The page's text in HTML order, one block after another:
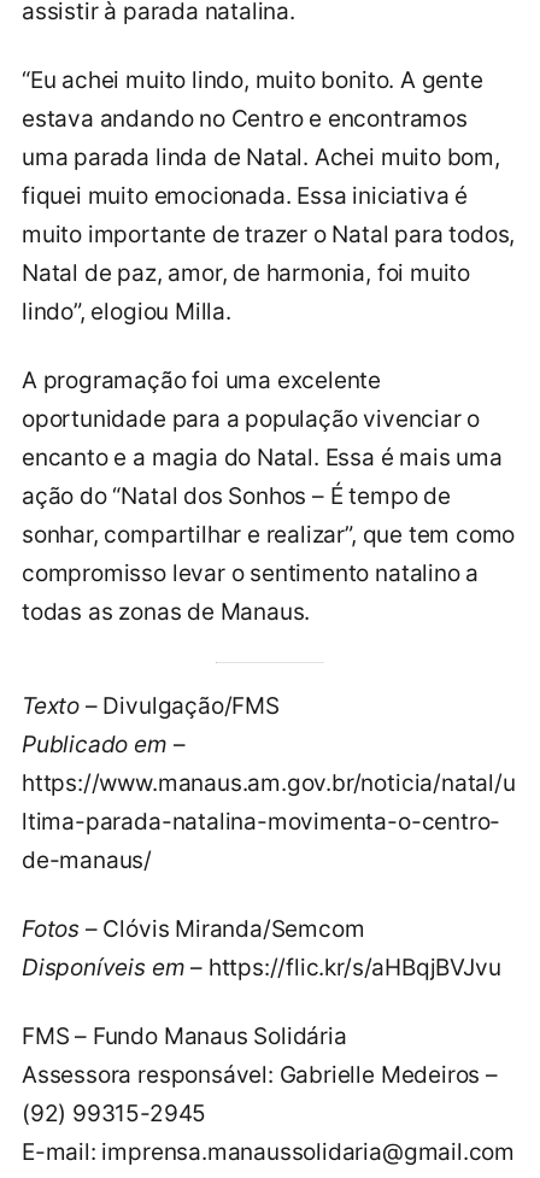
assistir à parada natalina.
“Eu achei muito lindo, muito bonito. A gente
estava andando no Centro e encontramos
uma parada linda de Natal. Achei muito bom,
fiquei muito emocionada. Essa iniciativa é
muito importante de trazer o Natal para todos,
Natal de paz, amor, de harmonia, foi muito
lindo”, elogiou Milla.
A programação foi uma excelente
oportunidade para a população vivenciar o
encanto e a magia do Natal. Essa é mais uma
ação do “Natal dos Sonhos – É tempo de
sonhar, compartilhar e realizar”, que tem como
compromisso levar o sentimento natalino a
todas as zonas de Manaus.
Texto – Divulgação/FMS
Publicado em –
https://www.manaus.am.gov.br/noticia/natal/u
ltima-parada-natalina-movimenta-o-centro-
de-manaus/
Fotos – Clóvis Miranda/Semcom
Disponíveis em – https://flic.kr/s/aHBqjBVJvu
FMS – Fundo Manaus Solidária
Assessora responsável: Gabrielle Medeiros –
(92) 99315-2945
E-mail: imprensa.manaussolidaria@gmail.com